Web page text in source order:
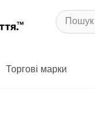
Торгові марки